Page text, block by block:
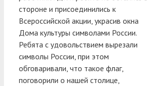
стороне и присоединились к
Всероссийской акции, украсив окна
Дома культуры символами России.
Ребята с удовольствием вырезали
символы России, при этом
обговаривали, что такое флаг,
поговорили о нашей столице,